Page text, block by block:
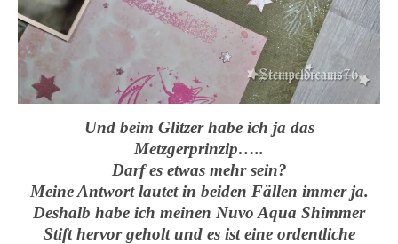
Und beim Glitzer habe ich ja das
Metzgerprinzip…..
Darf es etwas mehr sein?
Meine Antwort lautet in beiden Fällen immer ja.
Deshalb habe ich meinen Nuvo Aqua Shimmer
Stift hervor geholt und es ist eine ordentliche